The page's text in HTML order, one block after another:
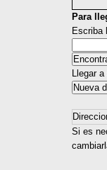
Para
Escriba
Llegar
Si es